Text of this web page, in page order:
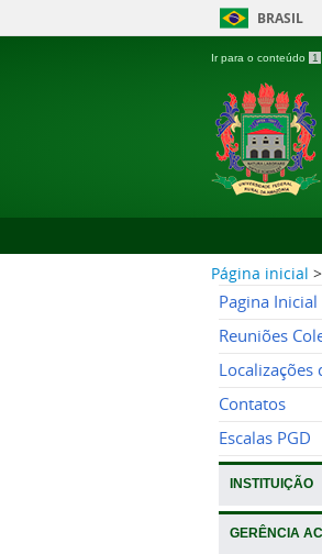
BRASIL
Ir para o conteúdo 1
Página inicial >
Pagina Inicial
Reuniões
Localizações
Contatos
Escalas PGD
INSTITUIÇÃO
GERÊNCIA